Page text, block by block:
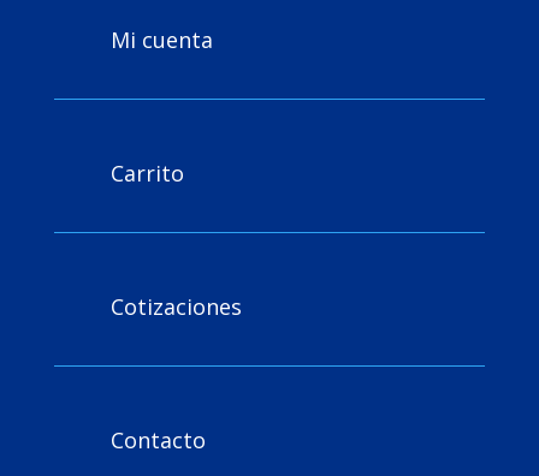
Mi cuenta
Carrito
Cotizaciones
Contacto